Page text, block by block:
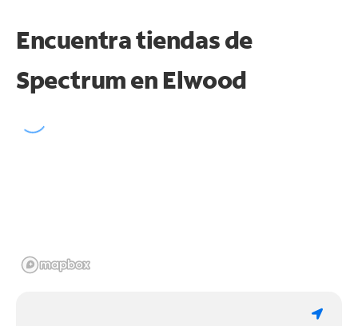
Encuentra tiendas de
Spectrum en Elwood